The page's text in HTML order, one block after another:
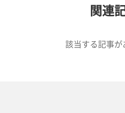
関連
該当する記事が